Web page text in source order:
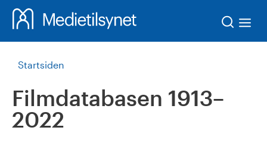
Startsiden
Filmdatabasen 1913–
2022